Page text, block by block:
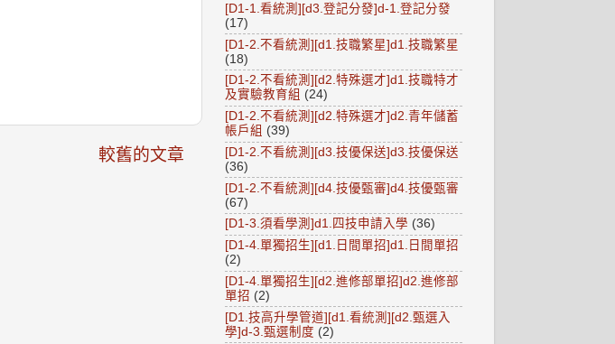
較舊的文章
[D1-1.看統測][d3.登記分發]d-1.登記分發
(17)
[D1-2.不看統測][d1.技職繁星]d1.技職繁星
(18)
[D1-2.不看統測][d2.特殊選才]d1.技職特才
及實驗教育組 (24)
[D1-2.不看統測][d2.特殊選才]d2.青年儲蓄
帳戶組 (39)
[D1-2.不看統測][d3.技優保送]d3.技優保送
(36)
[D1-2.不看統測][d4.技優甄審]d4.技優甄審
(67)
[D1-3.須看學測]d1.四技申請入學 (36)
[D1-4.單獨招生][d1.日間單招]d1.日間單招
(2)
[D1-4.單獨招生][d2.進修部單招]d2.進修部
單招 (2)
[D1.技高升學管道][d1.看統測][d2.甄選入
學]d-3.甄選制度 (2)